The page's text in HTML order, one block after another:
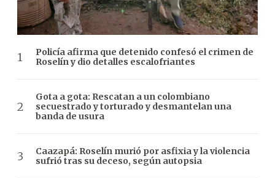
Policía afirma que detenido confesó el crimen de
Roselín y dio detalles escalofriantes
Gota a gota: Rescatan a un colombiano
secuestrado y torturado y desmantelan una
banda de usura
Caazapá: Roselín murió por asfixia y la violencia
sufrió tras su deceso, según autopsia